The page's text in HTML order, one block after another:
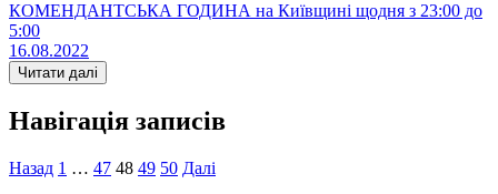
КОМЕНДАНТСЬКА ГОДИНА на Київщині щодня з 23:00 до
5:00
16.08.2022
Читати далі
Навігація записів
Назад 1 … 47 48 49 50 Далі